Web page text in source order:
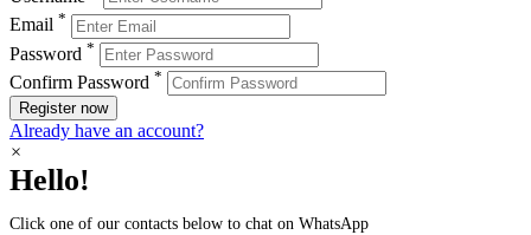
Email *
Password *
Confirm Password *
Register now
Already have an account?
×
Hello!
Click one of our contacts below to chat on WhatsApp